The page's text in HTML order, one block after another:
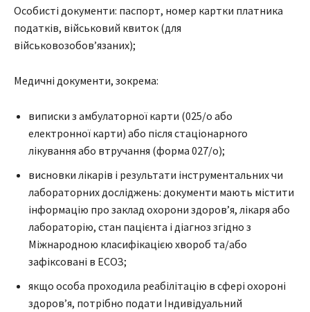
Особисті документи: паспорт, номер картки платника
податків, військовий квиток (для
військовозобов’язаних);
Медичні документи, зокрема:
виписки з амбулаторної карти (025/о або
електронної карти) або після стаціонарного
лікування або втручання (форма 027/о)​​;
висновки лікарів і результати інструментальних чи
лабораторних досліджень: документи мають містити
інформацію про заклад охорони здоров’я, лікаря або
лабораторію, стан пацієнта і діагноз згідно з
Міжнародною класифікацією хвороб та/або
зафіксовані в ЕСОЗ;
якщо особа проходила реабілітацію в сфері охороні
здоров’я, потрібно подати Індивідуальний